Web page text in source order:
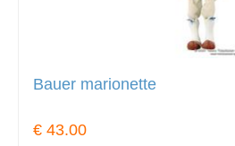
Bauer marionette
€ 43.00